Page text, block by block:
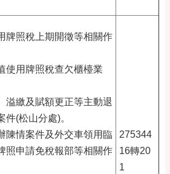
牌照稅上期開徵等相關作
使用牌照稅查欠櫃檯業
溢繳及賦額更正等主動退
件(松山分處)。
陳情案件及外交車領用臨
照申請免稅報部等相關作
275344
16轉20
1